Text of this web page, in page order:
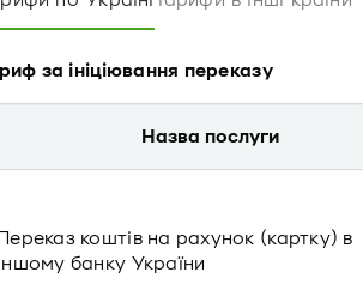
за ініціювання переказу
Назва послуги
коштів на рахунок (картку) в
банку України